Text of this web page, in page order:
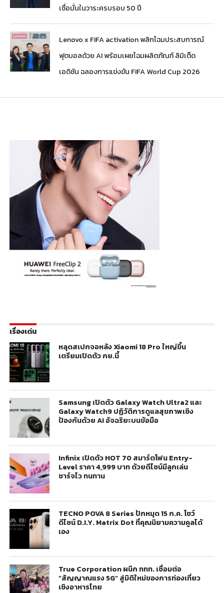
เชื่อมั่นในวาระครบรอบ 50 ปี
Lenovo x FIFA activation พลิกโฉมประสบการณ์
ฟุตบอลด้วย AI พร้อมเผยโฉมผลิตภัณฑ์ ลิมิเต็ด
เอดิชัน ฉลองการแข่งขัน FIFA World Cup 2026
เรื่องเด่น
หลุดสเปกจอหลัง Xiaomi 18 Pro ใหญ่ขึ้น
เตรียมเปิดตัว กย.นี้
Samsung เปิดตัว Galaxy Watch Ultra2 และ
Galaxy Watch9 ปฏิวัติการดูแลสุขภาพเชิง
ป้องกันด้วย AI อัจฉริยะบนข้อมือ
Infinix เปิดตัว HOT 70 สมาร์ตโฟน Entry-
Level ราคา 4,999 บาท ด้วยดีไซน์มีลูกเล่น
ชาร์จไว ทนทาน
TECNO POVA 8 Series ปักหมุด 15 ก.ค. โชว์
ดีไซน์ D.I.Y. Matrix Dot ที่คุณนิยามความคูลได้
เอง
True Corporation ผนึก ททท. เชื่อมต่อ
“สัญญาณแรง 5G” สู่มิติใหม่ของการท่องเที่ยว
เชิงอาหารไทย